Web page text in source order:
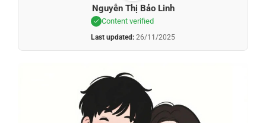
Nguyễn Thị Bảo Linh
Content verified
Last updated: 26/11/2025